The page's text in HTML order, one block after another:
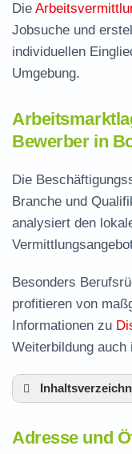
Die
Jobsuche und
individuellen
Umgebung.
Bewerber in
Die
Branche und
analysiert den
Besonders
profitieren von
Informationen zu
Weiterbildung
Leistungen
Adresse und